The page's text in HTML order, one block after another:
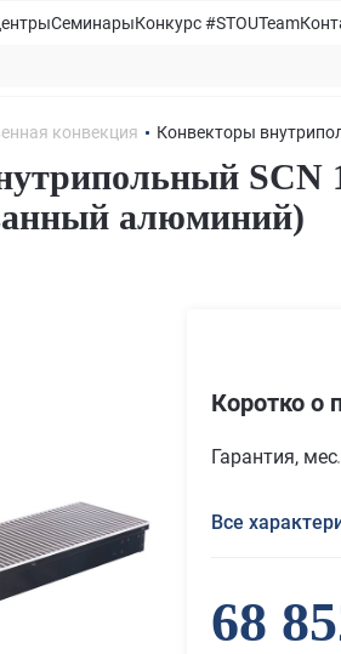
СеминарыКонкурс #STOUTeam
конвекция Конвекторы
SCN
алюминий)
Коротко о
Гарантия, мес
Все
68